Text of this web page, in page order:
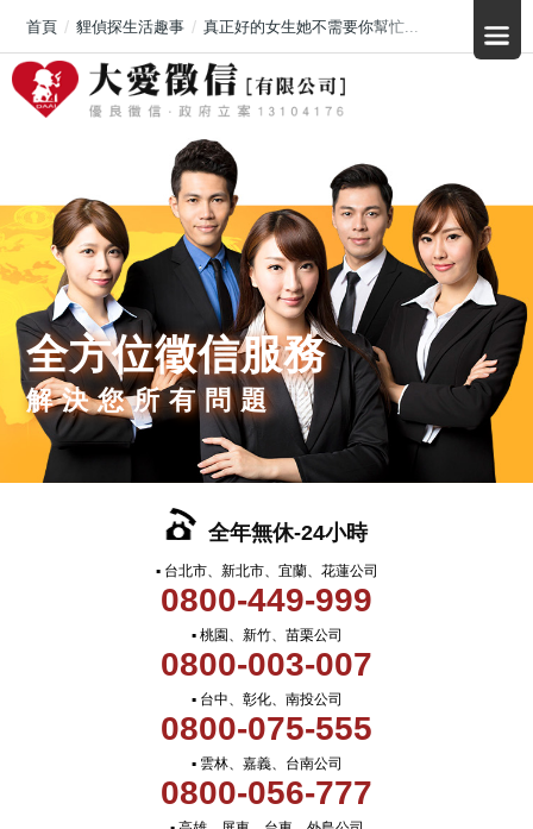
全方位徵信服務
解決您所有問題
全年無休-24小時
▪ 台北市、新北市、宜蘭、花蓮公司
0800-449-999
▪ 桃園、新竹、苗栗公司
0800-003-007
▪ 台中、彰化、南投公司
0800-075-555
▪ 雲林、嘉義、台南公司
0800-056-777
首頁 貍偵探生活趣事 真正好的女生她不需要你幫忙...